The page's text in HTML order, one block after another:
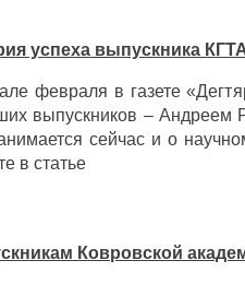
успеха выпускника
февраля в газете
выпускников – Андреем
сейчас и о
в статье
Ковровской